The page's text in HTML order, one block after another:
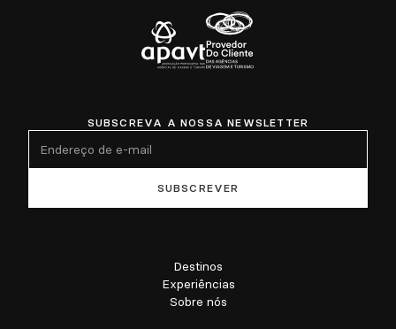
SUBSCREVA A NOSSA NEWSLETTER
Destinos
Experiências
Sobre nós